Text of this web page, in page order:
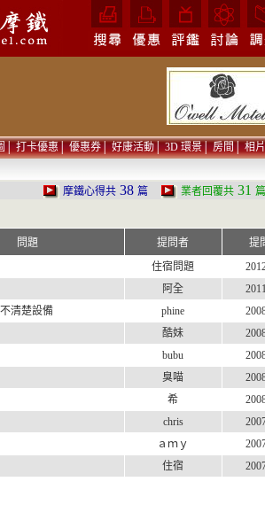
│打卡優惠│優惠券│好康活動│3D 環景│房間│相片
摩鐵心得共38 篇 業者回覆共31
問題 提問者
提
住宿問題
阿全
清楚設備 phine
酷妹
bubu
臭喵
希
chris
ａｍｙ
住宿